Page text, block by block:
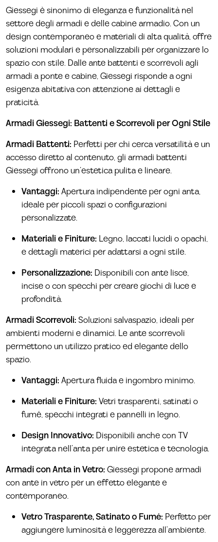
Giessegi è sinonimo di eleganza e funzionalità nel
settore degli armadi e delle cabine armadio. Con un
design contemporaneo e materiali di alta qualità, offre
soluzioni modulari e personalizzabili per organizzare lo
spazio con stile. Dalle ante battenti e scorrevoli agli
armadi a ponte e cabine, Giessegi risponde a ogni
esigenza abitativa con attenzione ai dettagli e
praticità.
Armadi Giessegi: Battenti e Scorrevoli per Ogni Stile
Armadi Battenti: Perfetti per chi cerca versatilità e un
accesso diretto al contenuto, gli armadi battenti
Giessegi offrono un’estetica pulita e lineare.
Vantaggi: Apertura indipendente per ogni anta,
ideale per piccoli spazi o configurazioni
personalizzate.
Materiali e Finiture: Legno, laccati lucidi o opachi,
e dettagli materici per adattarsi a ogni stile.
Personalizzazione: Disponibili con ante lisce,
incise o con specchi per creare giochi di luce e
profondità.
Armadi Scorrevoli: Soluzioni salvaspazio, ideali per
ambienti moderni e dinamici. Le ante scorrevoli
permettono un utilizzo pratico ed elegante dello
spazio.
Vantaggi: Apertura fluida e ingombro minimo.
Materiali e Finiture: Vetri trasparenti, satinati o
fumé, specchi integrati e pannelli in legno.
Design Innovativo: Disponibili anche con TV
integrata nell’anta per unire estetica e tecnologia.
Armadi con Anta in Vetro: Giessegi propone armadi
con ante in vetro per un effetto elegante e
contemporaneo.
Vetro Trasparente, Satinato o Fumé: Perfetto per
aggiungere luminosità e leggerezza all’ambiente.